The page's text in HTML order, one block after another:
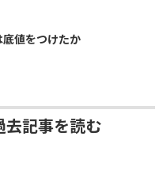
値をつけたか
去記事を読む